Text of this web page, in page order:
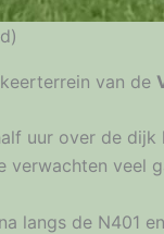
van de
uur over de
verwachten veel
langs de N401